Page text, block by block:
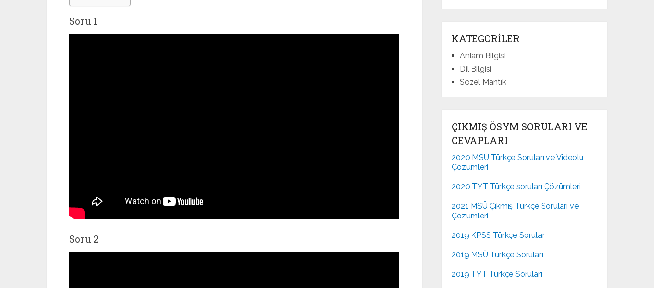
Soru 1
Soru 2
KATEGORILER
Anlam Bilgisi
Dil Bilgisi
Sözel Mantık
ÇIKMIŞ ÖSYM SORULARI VE
CEVAPLARI
2020 MSÜ Türkçe Soruları ve Videolu
Çözümleri
2020 TYT Türkçe soruları Çözümleri
2021 MSÜ Çıkmış Türkçe Soruları ve
Çözümleri
2019 KPSS Türkçe Soruları
2019 MSÜ Türkçe Soruları
2019 TYT Türkçe Soruları